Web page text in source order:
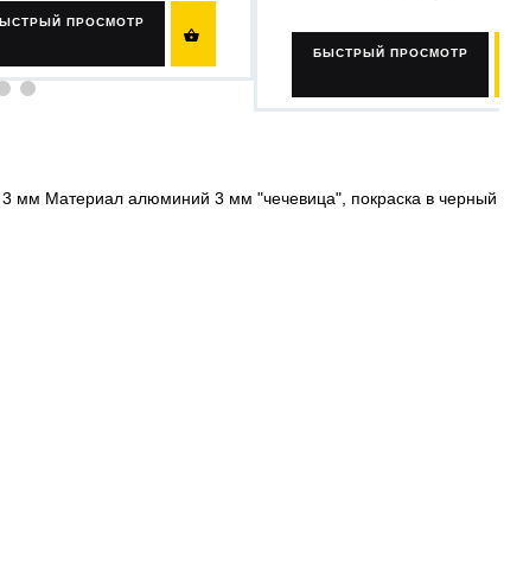
ПРОСМОТР

БЫСТРЫЙ ПРОСМОТР
мм Материал алюминий 3 мм "чечевица", покраска в черный